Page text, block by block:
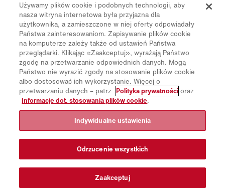
Disclaimer
Newsletter
Części zamienne
Pliki do pobrania
Kalkulator CO₂
Kalkulator TCO
Dystrybutorzy i placówki
Grupy produktów
Logowanie do platformy IntelliOPS
CollabHub Login
© 2026 Aebi Schmidt Group
Używamy plików cookie i podobnych technologii, aby
nasza witryna internetowa była przyjazna dla
użytkownika, a zamieszczone w niej oferty odpowiadały
Państwa zainteresowaniom. Zapisywanie plików cookie
na komputerze zależy także od ustawień Państwa
przeglądarki. Klikając «Zaakceptuj», wyrażają Państwo
zgodę na przetwarzanie odpowiednich danych. Mogą
Państwo nie wyrazić zgody na stosowanie plików cookie
albo dostosować ich wykorzystanie. Więcej o
przetwarzaniu danych – patrz Polityka prywatności oraz
Informacje dot. stosowania plików cookie.
Indywidualne ustawienia
Odrzucenie wszystkich
Zaakceptuj